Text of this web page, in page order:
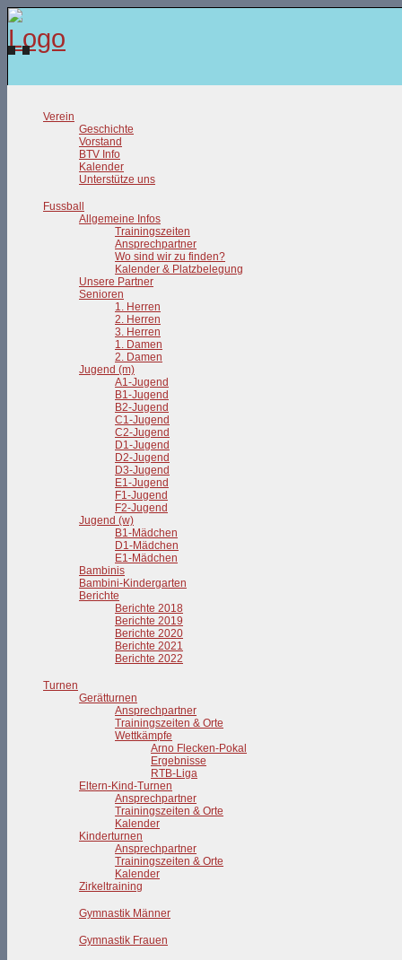
Verein
Geschichte
Vorstand
BTV Info
Kalender
Unterstütze uns
Fussball
Allgemeine Infos
Trainingszeiten
Ansprechpartner
Wo sind wir zu finden?
Kalender & Platzbelegung
Unsere Partner
Senioren
1. Herren
2. Herren
3. Herren
1. Damen
2. Damen
Jugend (m)
A1-Jugend
B1-Jugend
B2-Jugend
C1-Jugend
C2-Jugend
D1-Jugend
D2-Jugend
D3-Jugend
E1-Jugend
F1-Jugend
F2-Jugend
Jugend (w)
B1-Mädchen
D1-Mädchen
E1-Mädchen
Bambinis
Bambini-Kindergarten
Berichte
Berichte 2018
Berichte 2019
Berichte 2020
Berichte 2021
Berichte 2022
Turnen
Gerätturnen
Ansprechpartner
Trainingszeiten & Orte
Wettkämpfe
Arno Flecken-Pokal
Ergebnisse
RTB-Liga
Eltern-Kind-Turnen
Ansprechpartner
Trainingszeiten & Orte
Kalender
Kinderturnen
Ansprechpartner
Trainingszeiten & Orte
Kalender
Zirkeltraining
Gymnastik Männer
Gymnastik Frauen